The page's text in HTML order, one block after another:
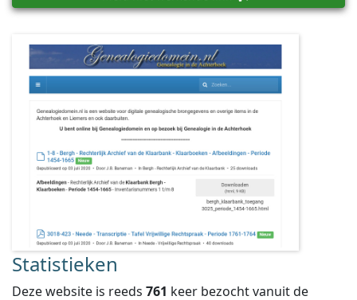
Statistieken
Deze website is reeds 761 keer bezocht vanuit de